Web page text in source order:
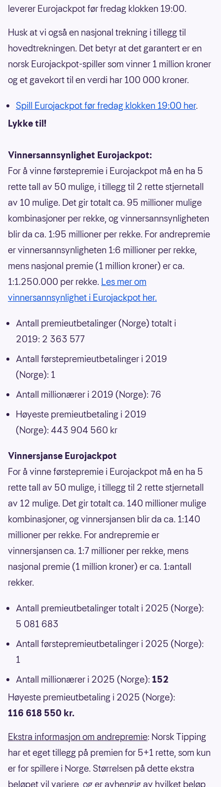
leverer Eurojackpot før fredag klokken 19:00.
Husk at vi også en nasjonal trekning i tillegg til
hovedtrekningen. Det betyr at det garantert er en
norsk Eurojackpot-spiller som vinner 1 million kroner
og et gavekort til en verdi har 100 000 kroner.
Spill Eurojackpot før fredag klokken 19:00 her.
Lykke til!
Vinnersannsynlighet Eurojackpot:
For å vinne førstepremie i Eurojackpot må en ha 5
rette tall av 50 mulige, i tillegg til 2 rette stjernetall
av 10 mulige. Det gir totalt ca. 95 millioner mulige
kombinasjoner per rekke, og vinnersannsynligheten
blir da ca. 1:95 millioner per rekke. For andrepremie
er vinnersannsynligheten 1:6 millioner per rekke,
mens nasjonal premie (1 million kroner) er ca.
1:1.250.000 per rekke. Les mer om
vinnersannsynlighet i Eurojackpot her.
Antall premieutbetalinger (Norge) totalt i
2019: 2 363 577
Antall førstepremieutbetalinger i 2019
(Norge): 1
Antall millionærer i 2019 (Norge): 76
Høyeste premieutbetaling i 2019
(Norge): 443 904 560 kr
Vinnersjanse Eurojackpot
For å vinne førstepremie i Eurojackpot må en ha 5
rette tall av 50 mulige, i tillegg til 2 rette stjernetall
av 12 mulige. Det gir totalt ca. 140 millioner mulige
kombinasjoner, og vinnersjansen blir da ca. 1:140
millioner per rekke. For andrepremie er
vinnersjansen ca. 1:7 millioner per rekke, mens
nasjonal premie (1 million kroner) er ca. 1:antall
rekker.
Antall premieutbetalinger totalt i 2025 (Norge):
5 081 683
Antall førstepremieutbetalinger i 2025 (Norge):
1
Antall millionærer i 2025 (Norge): 152
Høyeste premieutbetaling i 2025 (Norge):
116 618 550 kr.
Ekstra informasjon om andrepremie: Norsk Tipping
har et eget tillegg på premien for 5+1 rette, som kun
er for spillere i Norge. Størrelsen på dette ekstra
beløpet vil variere, og er avhengig av hvilket beløp